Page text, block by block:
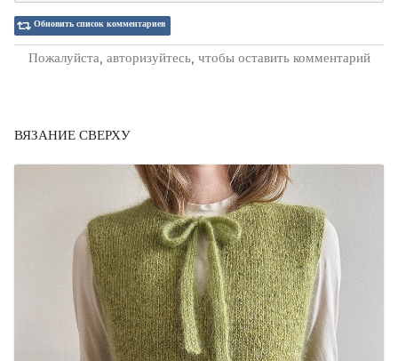
Обновить список комментариев
Пожалуйста, авторизуйтесь, чтобы оставить комментарий
ВЯЗАНИЕ СВЕРХУ